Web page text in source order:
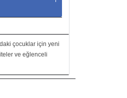
çocuklar için yeni
ve eğlenceli